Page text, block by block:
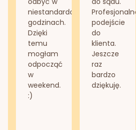
niestandardowych
godzinach.
Dzięki
temu
mogłam
odpocząć
w
weekend.
:)
Profesjonalne
podejście
do
klienta.
Jeszcze
raz
bardzo
dziękuję.